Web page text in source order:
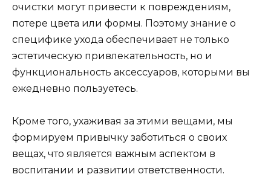
очистки могут привести к повреждениям,
потере цвета или формы. Поэтому знание о
специфике ухода обеспечивает не только
эстетическую привлекательность, но и
функциональность аксессуаров, которыми вы
ежедневно пользуетесь.
Кроме того, ухаживая за этими вещами, мы
формируем привычку заботиться о своих
вещах, что является важным аспектом в
воспитании и развитии ответственности.